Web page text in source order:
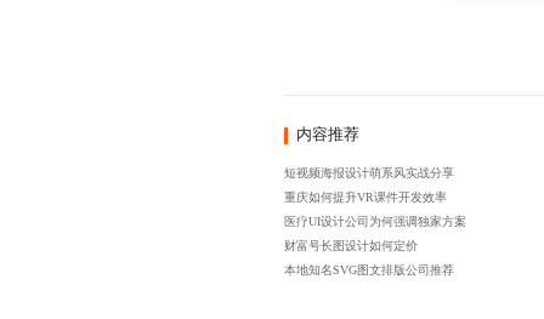
内容推荐
短视频海报设计萌系风实战分享
重庆如何提升VR课件开发效率
医疗UI设计公司为何强调独家方案
财富号长图设计如何定价
本地知名SVG图文排版公司推荐